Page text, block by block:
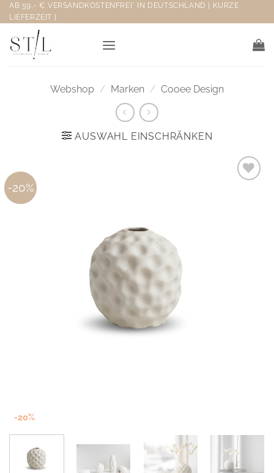
Zum
Inhalt
springen
AB 59,- € VERSANDKOSTENFREI* IN DEUTSCHLAND | KURZE
LIEFERZEIT |
Webshop / Marken / Cooee Design
AUSWAHL EINSCHRÄNKEN
-20%
-20%